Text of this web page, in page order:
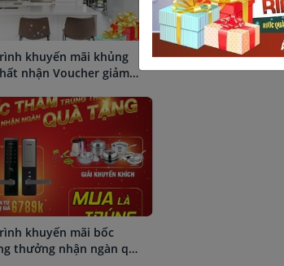
khuyến mãi khủng
nhận Voucher giảm
khuyến mãi bốc
thưởng nhận ngàn quà